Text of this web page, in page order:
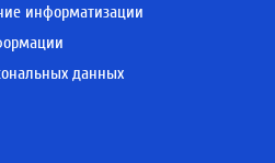
информатизации
данных